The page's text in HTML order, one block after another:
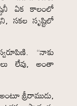
ఏక కాలంలో
సకల సృష్టిలో
“నాకు
లేవు, అంతా
శ్రీరాముడు,